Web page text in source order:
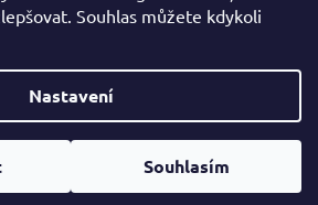
Souhlas můžete kdykoli
Nastavení
Souhlasím
Vytvořil Shoptet
. Všechna práva vyhrazena.Upravit